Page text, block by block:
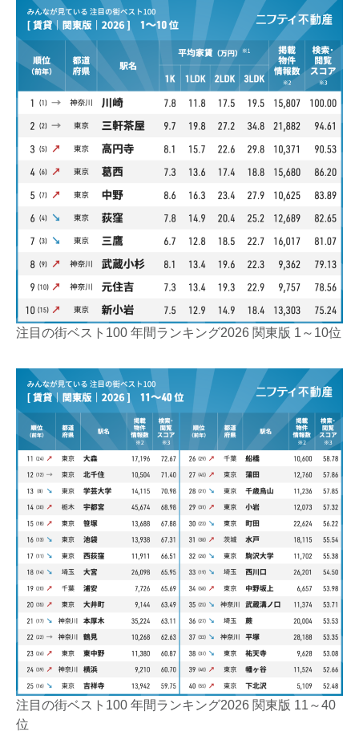
注目の街ベスト100 年間ランキング2026 関東版 1～10位
注目の街ベスト100 年間ランキング2026 関東版 11～40
位